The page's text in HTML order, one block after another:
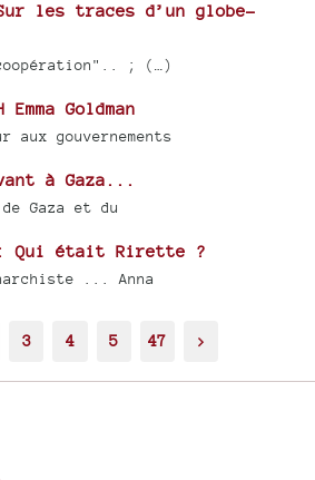
les traces d’un globe-
; (…)
Goldman
aux gouvernements
à Gaza...
Gaza et du
: Qui était Rirette ?
... Anna
3 4 5 47 >